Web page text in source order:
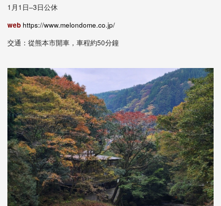
1月1日–3日公休
web https://www.melondome.co.jp/
交通：從熊本市開車，車程約50分鐘